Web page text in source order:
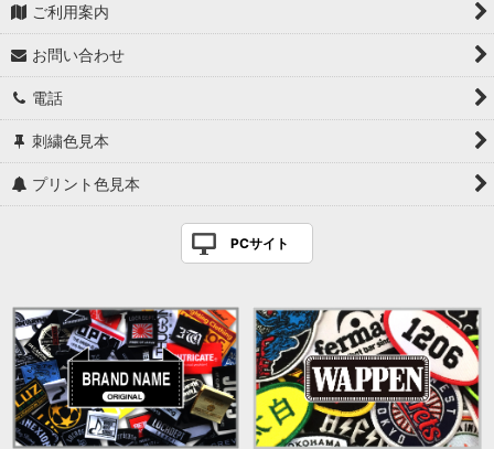
ご利用案内
お問い合わせ
電話
刺繍色見本
プリント色見本
PCサイト